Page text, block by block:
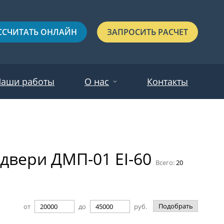
ОНЛАЙН ЗАПРОСИТЬ РАСЧЕТ
Черные
Зеленые
С выдавленным рисунком
работы О нас Контакты
ДМП-01 EI-60 Всего:20
от до руб. Подобрать